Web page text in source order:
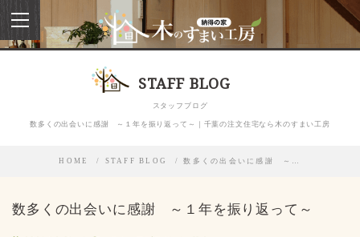
toggle
navigation
STAFF BLOG
スタッフブログ
数多くの出会いに感謝 ～１年を振り返って～｜千葉の注文住宅なら木のすまい工房
HOME STAFF BLOG 数多くの出会いに感謝 ～…
数多くの出会いに感謝 ～１年を振り返って～